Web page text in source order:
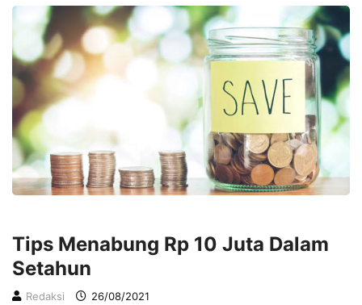
Tips Menabung Rp 10 Juta Dalam
Setahun
Redaksi 26/08/2021